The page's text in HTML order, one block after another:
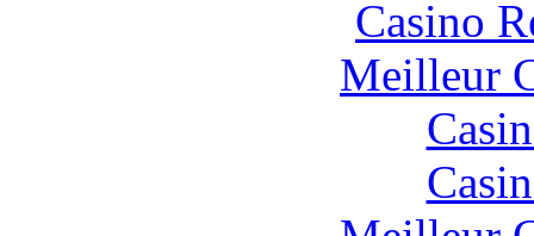
Casino
Meilleur